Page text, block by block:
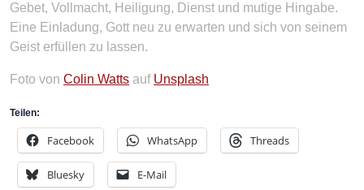
Gebet, Vollmacht, Heiligung, Dienst und mutige Hingabe.
Eine Einladung, Gott neu zu erwarten und sich von seinem
Geist erfüllen zu lassen.
Foto von Colin Watts auf Unsplash
Teilen:
Facebook WhatsApp Threads
Bluesky E-Mail